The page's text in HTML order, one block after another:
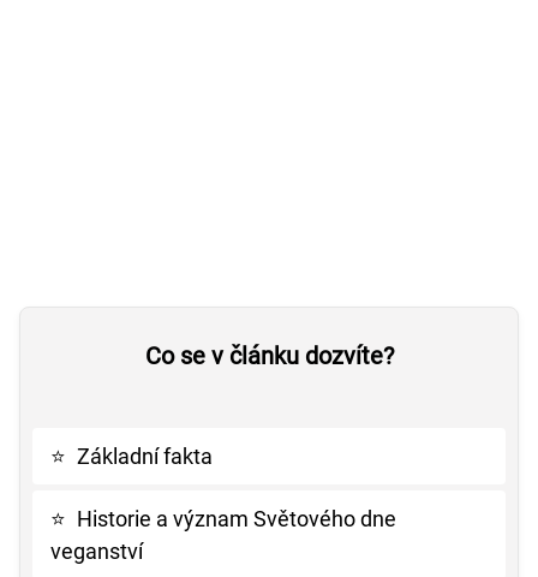
Co se v článku dozvíte?
⭐ Základní fakta
⭐ Historie a význam Světového dne
veganství